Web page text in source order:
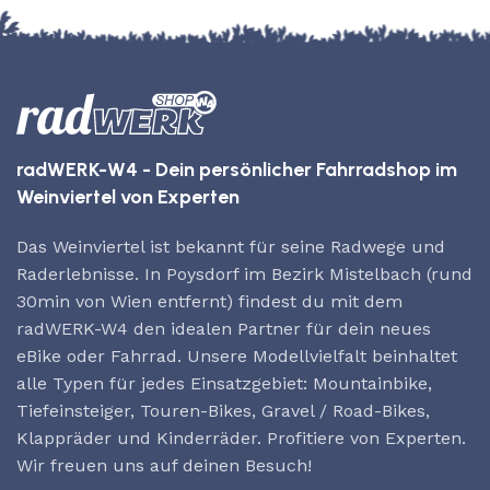
radWERK-W4 - Dein persönlicher Fahrradshop im
Weinviertel von Experten
Das Weinviertel ist bekannt für seine Radwege und
Raderlebnisse. In Poysdorf im Bezirk Mistelbach (rund
30min von Wien entfernt) findest du mit dem
radWERK-W4 den idealen Partner für dein neues
eBike oder Fahrrad. Unsere Modellvielfalt beinhaltet
alle Typen für jedes Einsatzgebiet: Mountainbike,
Tiefeinsteiger, Touren-Bikes, Gravel / Road-Bikes,
Klappräder und Kinderräder. Profitiere von Experten.
Wir freuen uns auf deinen Besuch!